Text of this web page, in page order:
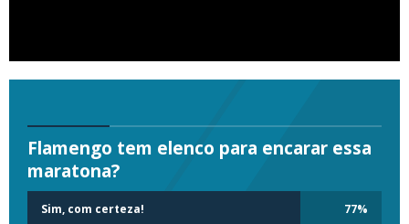
Flamengo tem elenco para encarar essa
maratona?
Sim, com certeza! 77%